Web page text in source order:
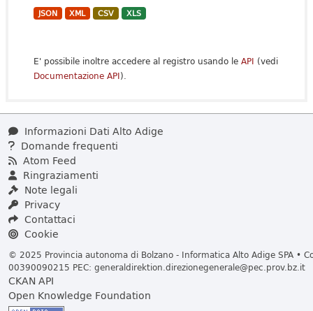
JSON XML CSV XLS
E' possibile inoltre accedere al registro usando le API (vedi
Documentazione API).
Informazioni Dati Alto Adige
Domande frequenti
Atom Feed
Ringraziamenti
Note legali
Privacy
Contattaci
Cookie
© 2025 Provincia autonoma di Bolzano - Informatica Alto Adige SPA •
00390090215 PEC: generaldirektion.direzionegenerale@pec.prov.bz.it
CKAN API
Open Knowledge Foundation